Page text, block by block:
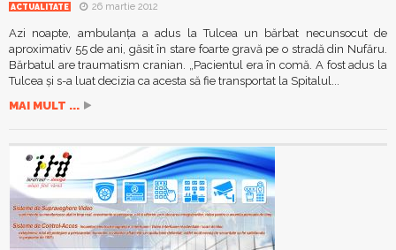
ACTUALITATE 26 martie 2012
Azi noapte, ambulanţa a adus la Tulcea un bărbat necunsocut de
aproximativ 55 de ani, găsit în stare foarte gravă pe o stradă din Nufăru.
Bărbatul are traumatism cranian. „Pacientul era în comă. A fost adus la
Tulcea şi s-a luat decizia ca acesta să fie transportat la Spitalul...
MAI MULT ...